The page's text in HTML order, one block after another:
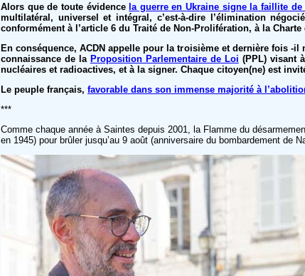
Alors que de toute évidence la guerre en Ukraine signe la faillite
multilatéral, universel et intégral, c’est-à-dire l’élimination
conformément à l’article 6 du Traité de Non-Prolifération, à la
En conséquence, ACDN appelle pour la troisième et dernière fois -il
connaissance de la Proposition Parlementaire de Loi (PPL) visant
nucléaires et radioactives, et à la signer. Chaque citoyen(ne) est
Le peuple français, favorable dans son immense majorité à
***
Comme chaque année à Saintes depuis 2001, la Flamme du
en 1945) pour brûler jusqu’au 9 août (anniversaire du bombardement de